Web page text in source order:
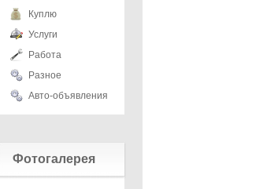
Куплю
Услуги
Работа
Разное
Авто-объявления
Фотогалерея